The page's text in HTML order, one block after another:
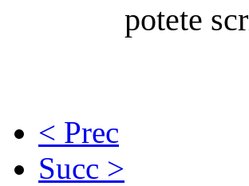
potete
< Prec
Succ >